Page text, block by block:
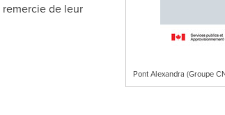
Pont Alexandra (Groupe
de leur